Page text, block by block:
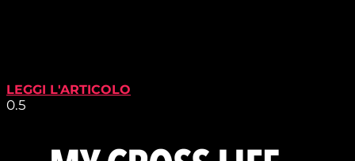
LEGGI L'ARTICOLO